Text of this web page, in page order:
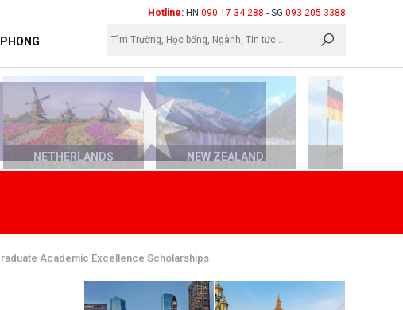
Hotline: HN 090 17 34 288 - SG 093 205 3388
NETHERLANDS NEW ZEALAND
Academic Excellence Scholarships